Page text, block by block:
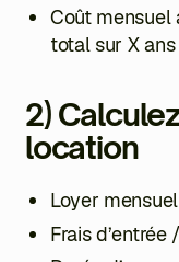
Coût
total sur X
2)
location
Loyer
Frais